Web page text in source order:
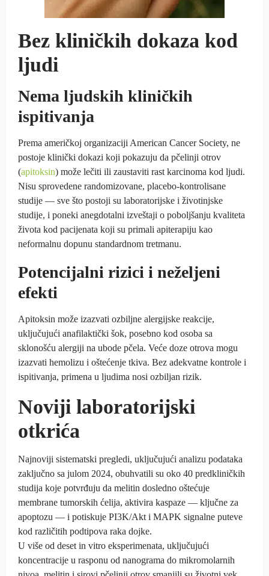
Bez kliničkih dokaza kod
ljudi
Nema ljudskih kliničkih
ispitivanja
Prema američkoj organizaciji American Cancer Society, ne
postoje klinički dokazi koji pokazuju da pčelinji otrov
(apitoksin) može lečiti ili zaustaviti rast karcinoma kod ljudi.
Nisu sprovedene randomizovane, placebo-kontrolisane
studije — sve što postoji su laboratorijske i životinjske
studije, i poneki anegdotalni izveštaji o poboljšanju kvaliteta
života kod pacijenata koji su primali apiterapiju kao
neformalnu dopunu standardnom tretmanu.
Potencijalni rizici i neželjeni
efekti
Apitoksin može izazvati ozbiljne alergijske reakcije,
uključujući anafilaktički šok, posebno kod osoba sa
sklonošću alergiji na ubode pčela. Veće doze otrova mogu
izazvati hemolizu i oštećenje tkiva. Bez adekvatne kontrole i
ispitivanja, primena u ljudima nosi ozbiljan rizik.
Noviji laboratorijski
otkrića
Najnoviji sistematski pregledi, uključujući analizu podataka
zaključno sa julom 2024, obuhvatili su oko 40 predkliničkih
studija koje potvrđuju da melitin dosledno oštećuje
membrane tumorskih ćelija, aktivira kaspaze — ključne za
apoptozu — i potiskuje PI3K/Akt i MAPK signalne puteve
kod različitih podtipova raka dojke.
U više od deset in vitro eksperimenata, uključujući
koncentracije u rasponu od nanograma do mikromolarnih